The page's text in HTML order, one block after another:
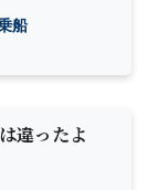
船
違ったよ